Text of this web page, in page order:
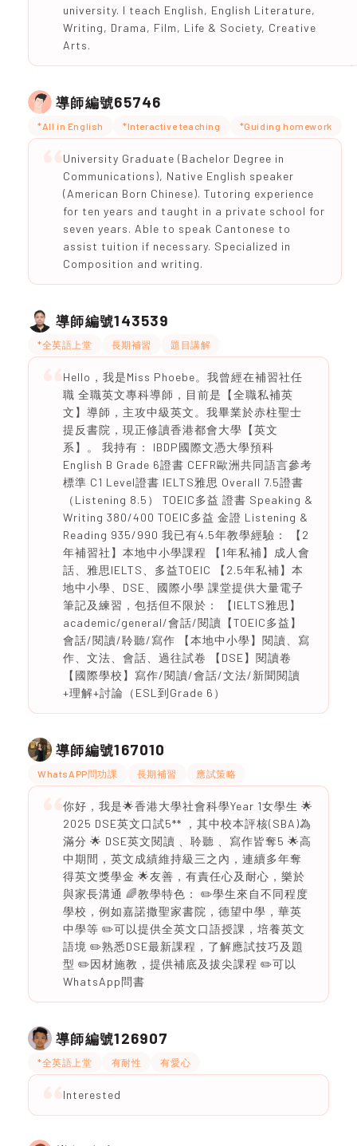
university. I teach English, English Literature,
Writing, Drama, Film, Life & Society, Creative
Arts.
導師編號65746
*All in English *Interactive teaching *Guiding homework
University Graduate (Bachelor Degree in
Communications), Native English speaker
(American Born Chinese). Tutoring experience
for ten years and taught in a private school for
seven years. Able to speak Cantonese to
assist tuition if necessary. Specialized in
Composition and writing.
導師編號143539
*全英語上堂 長期補習 題目講解
Hello，我是Miss Phoebe。我曾經在補習社任
職 全職英文專科導師，目前是【全職私補英
文】導師，主攻中級英文。我畢業於赤柱聖士
提反書院，現正修讀香港都會大學【英文
系】。 我持有： IBDP國際文憑大學預科
English B Grade 6證書 CEFR歐洲共同語言參考
標準 C1 Level證書 IELTS雅思 Overall 7.5證書
（Listening 8.5） TOEIC多益 證書 Speaking &
Writing 380/400 TOEIC多益 金證 Listening &
Reading 935/990 我已有4.5年教學經驗： 【2
年補習社】本地中小學課程 【1年私補】成人會
話、雅思IELTS、多益TOEIC 【2.5年私補】本
地中小學、DSE、國際小學 課堂提供大量電子
筆記及練習，包括但不限於： 【IELTS雅思】
academic/general/會話/閱讀【TOEIC多益】
會話/閱讀/聆聽/寫作 【本地中小學】閱讀、寫
作、文法、會話、過往試卷 【DSE】閱讀卷
【國際學校】寫作/閱讀/會話/文法/新聞閱讀
+理解+討論（ESL到Grade 6）
導師編號167010
WhatsAPP問功課 長期補習 應試策略
你好，我是🌟香港大學社會科學Year 1女學生 🌟
2025 DSE英文口試5** ，其中校本評核(SBA)為
滿分 🌟 DSE英文閱讀 、聆聽 、寫作皆奪5 🌟高
中期間，英文成績維持級三之內，連續多年奪
得英文獎學金 🌟友善，有責任心及耐心，樂於
與家長溝通 🌈教學特色： ✏️學生來自不同程度
學校，例如嘉諾撒聖家書院，德望中學，華英
中學等 ✏️可以提供全英文口語授課，培養英文
語境 ✏️熟悉DSE最新課程，了解應試技巧及題
型 ✏️因材施教，提供補底及拔尖課程 ✏️可以
WhatsApp問書
導師編號126907
*全英語上堂 有耐性 有愛心
Interested